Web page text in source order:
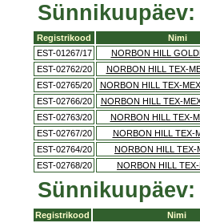
Sünnikuupäev:
Registrikood Nimi
EST-01267/17
NORBON HILL
EST-02762/20
NORBON HILL TEX-
EST-02765/20
NORBON HILL TEX-
EST-02766/20
NORBON HILL TEX-
EST-02763/20
NORBON HILL TEX-
EST-02767/20
NORBON HILL TEX-
EST-02764/20
NORBON HILL TEX-
EST-02768/20
NORBON HILL
Sünnikuupäev:
Registrikood Nimi